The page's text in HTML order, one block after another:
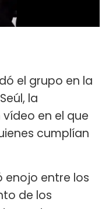
el grupo en la
la
en el que
cumplían
enojo entre los
de los